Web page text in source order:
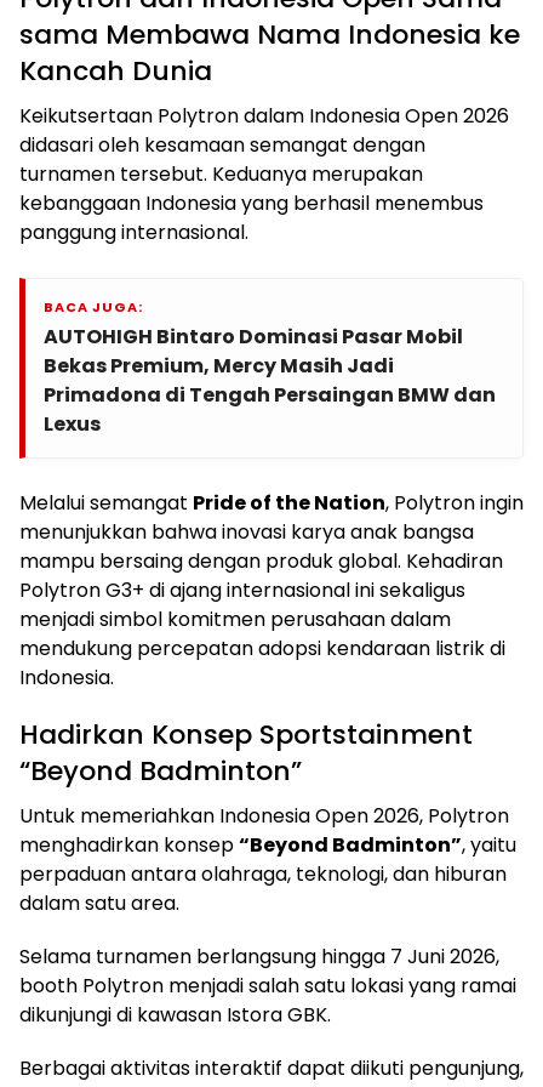
sama Membawa Nama Indonesia ke
Kancah Dunia
Keikutsertaan Polytron dalam Indonesia Open 2026
didasari oleh kesamaan semangat dengan
turnamen tersebut. Keduanya merupakan
kebanggaan Indonesia yang berhasil menembus
panggung internasional.
BACA JUGA:
AUTOHIGH Bintaro Dominasi Pasar Mobil
Bekas Premium, Mercy Masih Jadi
Primadona di Tengah Persaingan BMW dan
Lexus
Melalui semangat Pride of the Nation, Polytron ingin
menunjukkan bahwa inovasi karya anak bangsa
mampu bersaing dengan produk global. Kehadiran
Polytron G3+ di ajang internasional ini sekaligus
menjadi simbol komitmen perusahaan dalam
mendukung percepatan adopsi kendaraan listrik di
Indonesia.
Hadirkan Konsep Sportstainment
“Beyond Badminton”
Untuk memeriahkan Indonesia Open 2026, Polytron
menghadirkan konsep“Beyond Badminton”, yaitu
perpaduan antara olahraga, teknologi, dan hiburan
dalam satu area.
Selama turnamen berlangsung hingga 7 Juni 2026,
booth Polytron menjadi salah satu lokasi yang ramai
dikunjungi di kawasan Istora GBK.
Berbagai aktivitas interaktif dapat diikuti pengunjung,